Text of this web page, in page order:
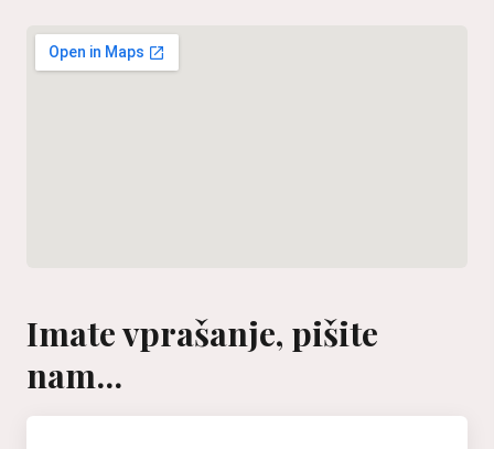
Imate vprašanje, pišite
nam...